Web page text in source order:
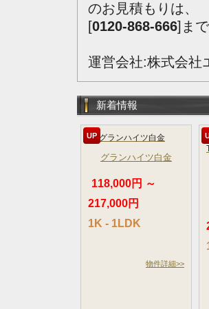
のお見積もりは、
[0120-868-666]ま
運営会社:株式会社
新着情報
UP
グランハイツ白金
118,000円 ～
217,000円
1K - 1LDK
物件詳細>>